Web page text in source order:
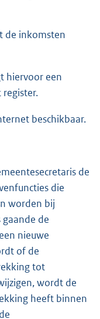
de inkomsten
hiervoor een
beschikbaar.
de
die
worden bij
de
nieuwe
of de
tot
wordt de
heeft binnen